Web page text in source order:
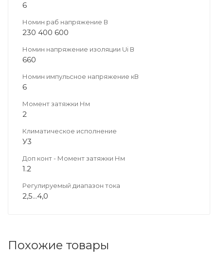
6
Номин раб напряжение В
230 400 600
Номин напряжение изоляции Ui В
660
Номин импульсное напряжение кВ
6
Момент затяжки Нм
2
Климатическое исполнение
У3
Доп конт - Момент затяжки Нм
1.2
Регулируемый диапазон тока
2,5...4,0
Похожие товары